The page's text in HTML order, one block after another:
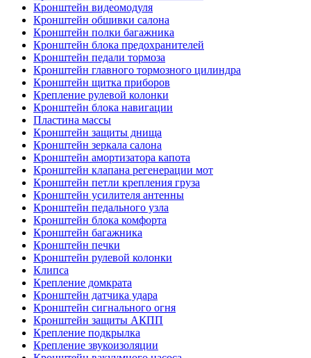
Кронштейн видеомодуля
Кронштейн обшивки салона
Кронштейн полки багажника
Кронштейн блока предохранителей
Кронштейн педали тормоза
Кронштейн главного тормозного цилиндра
Кронштейн щитка приборов
Крепление рулевой колонки
Кронштейн блока навигации
Пластина массы
Кронштейн защиты днища
Кронштейн зеркала салона
Кронштейн амортизатора капота
Кронштейн клапана регенерации мот
Кронштейн петли крепления груза
Кронштейн усилителя антенны
Кронштейн педального узла
Кронштейн блока комфорта
Кронштейн багажника
Кронштейн печки
Кронштейн рулевой колонки
Клипса
Крепление домкрата
Кронштейн датчика удара
Кронштейн сигнального огня
Кронштейн защиты АКПП
Крепление подкрылка
Крепление звукоизоляции